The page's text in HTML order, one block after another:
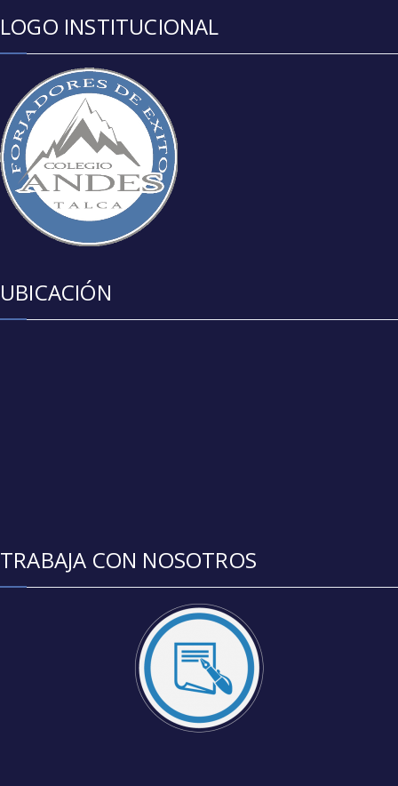
LOGO INSTITUCIONAL
UBICACIÓN
TRABAJA CON NOSOTROS